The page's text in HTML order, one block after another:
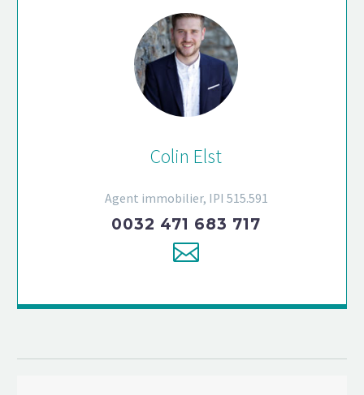
Colin Elst
Agent immobilier, IPI 515.591
0032 471 683 717